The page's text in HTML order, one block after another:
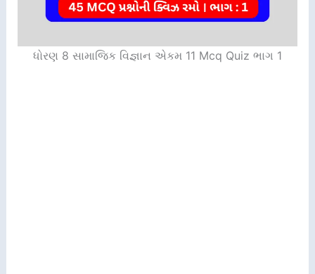
ધોરણ 8 સામાજિક વિજ્ઞાન એકમ 11 Mcq Quiz ભાગ 1